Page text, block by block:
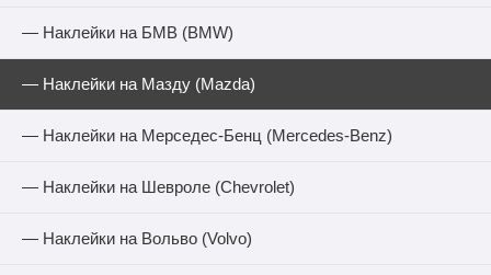
— Наклейки на БМВ (BMW)
— Наклейки на Мазду (Mazda)
— Наклейки на Мерседес-Бенц (Mercedes-Benz)
— Наклейки на Шевроле (Chevrolet)
— Наклейки на Вольво (Volvo)